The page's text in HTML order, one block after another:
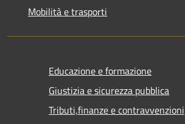
Mobilità e trasporti
Educazione e formazione
Giustizia e sicurezza pubblica
Tributi,finanze e contravvenzioni